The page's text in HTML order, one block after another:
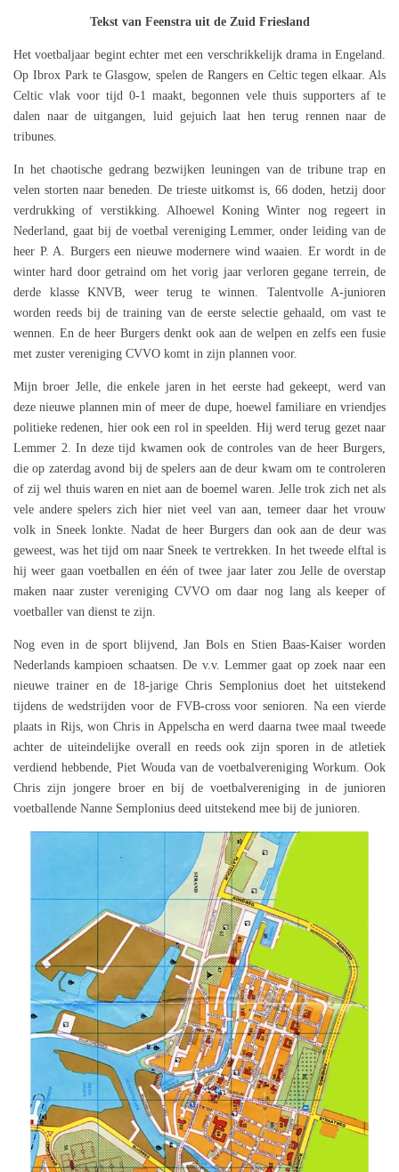
Tekst van Feenstra uit de Zuid Friesland
Het voetbaljaar begint echter met een verschrikkelijk drama in Engeland.
Op Ibrox Park te Glasgow, spelen de Rangers en Celtic tegen elkaar. Als
Celtic vlak voor tijd 0-1 maakt, begonnen vele thuis supporters af te
dalen naar de uitgangen, luid gejuich laat hen terug rennen naar de
tribunes.
In het chaotische gedrang bezwijken leuningen van de tribune trap en
velen storten naar beneden. De trieste uitkomst is, 66 doden, hetzij door
verdrukking of verstikking. Alhoewel Koning Winter nog regeert in
Nederland, gaat bij de voetbal vereniging Lemmer, onder leiding van de
heer P. A. Burgers een nieuwe modernere wind waaien. Er wordt in de
winter hard door getraind om het vorig jaar verloren gegane terrein, de
derde klasse KNVB, weer terug te winnen. Talentvolle A-junioren
worden reeds bij de training van de eerste selectie gehaald, om vast te
wennen. En de heer Burgers denkt ook aan de welpen en zelfs een fusie
met zuster vereniging CVVO komt in zijn plannen voor.
Mijn broer Jelle, die enkele jaren in het eerste had gekeept, werd van
deze nieuwe plannen min of meer de dupe, hoewel familiare en vriendjes
politieke redenen, hier ook een rol in speelden. Hij werd terug gezet naar
Lemmer 2. In deze tijd kwamen ook de controles van de heer Burgers,
die op zaterdag avond bij de spelers aan de deur kwam om te controleren
of zij wel thuis waren en niet aan de boemel waren. Jelle trok zich net als
vele andere spelers zich hier niet veel van aan, temeer daar het vrouw
volk in Sneek lonkte. Nadat de heer Burgers dan ook aan de deur was
geweest, was het tijd om naar Sneek te vertrekken. In het tweede elftal is
hij weer gaan voetballen en één of twee jaar later zou Jelle de overstap
maken naar zuster vereniging CVVO om daar nog lang als keeper of
voetballer van dienst te zijn.
Nog even in de sport blijvend, Jan Bols en Stien Baas-Kaiser worden
Nederlands kampioen schaatsen. De v.v. Lemmer gaat op zoek naar een
nieuwe trainer en de 18-jarige Chris Semplonius doet het uitstekend
tijdens de wedstrijden voor de FVB-cross voor senioren. Na een vierde
plaats in Rijs, won Chris in Appelscha en werd daarna twee maal tweede
achter de uiteindelijke overall en reeds ook zijn sporen in de atletiek
verdiend hebbende, Piet Wouda van de voetbalvereniging Workum. Ook
Chris zijn jongere broer en bij de voetbalvereniging in de junioren
voetballende Nanne Semplonius deed uitstekend mee bij de junioren.